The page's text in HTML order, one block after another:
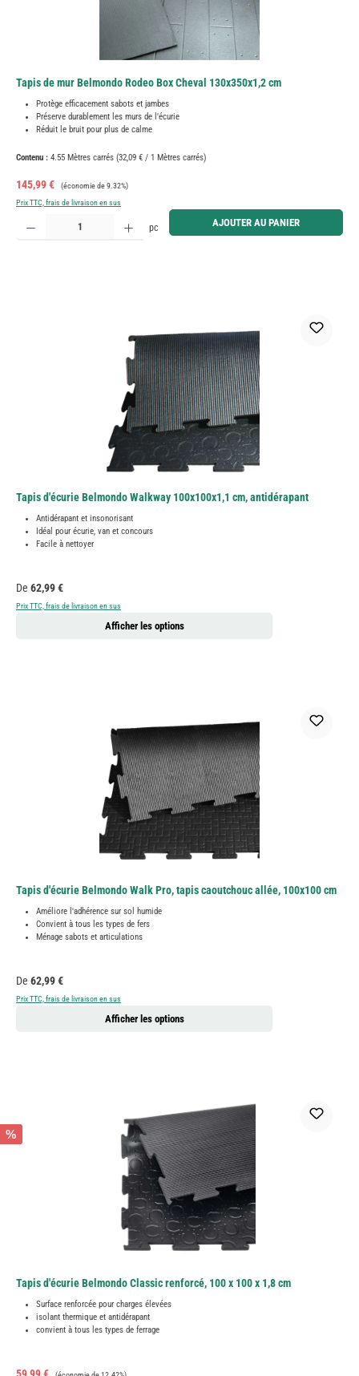
Tapis de mur Belmondo Rodeo Box Cheval 130x350x1,2 cm
Protège efficacement sabots et jambes
Préserve durablement les murs de l'écurie
Réduit le bruit pour plus de calme
Contenu : 4.55 Mètres carrés (32,09 € / 1 Mètres carrés)
Prix de vente :
145,99 € Prix régulier :
(économie de 9.32%)
Prix TTC, frais de livraison en sus
Quantité de produit : Entrez la quantité souhaitée ou utilisez les boutons pour augmenter ou
pc AJOUTER AU PANIER
Tapis d'écurie Belmondo Walkway 100x100x1,1 cm, antidérapant
Antidérapant et insonorisant
Idéal pour écurie, van et concours
Facile à nettoyer
Prix régulier :
De 62,99 €
Prix TTC, frais de livraison en sus
Afficher les options
Tapis d'écurie Belmondo Walk Pro, tapis caoutchouc allée, 100x100 cm
Améliore l'adhérence sur sol humide
Convient à tous les types de fers
Ménage sabots et articulations
Prix régulier :
De 62,99 €
Prix TTC, frais de livraison en sus
Afficher les options
%
Tapis d'écurie Belmondo Classic renforcé, 100 x 100 x 1,8 cm
Surface renforcée pour charges élevées
isolant thermique et antidérapant
convient à tous les types de ferrage
Prix de vente :
Prix régulier :